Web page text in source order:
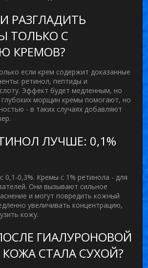
РАЗГЛАДИТЬ
ТОЛЬКО С
КРЕМОВ?
если крем содержит доказанные
ретинол, пептиды и
Эффект будет медленным, но
морщин кремы помогают, но
- в таких случаях добавляют
ЛУЧШЕ: 0,1%
0,1-0,3%. Кремы с 1% ретинола - для
Они вызывают сильное
и могут повредить кожный
увеличивать концентрацию,
кожу.
ГИАЛУРОНОВОЙ
СТАЛА СУХОЙ?